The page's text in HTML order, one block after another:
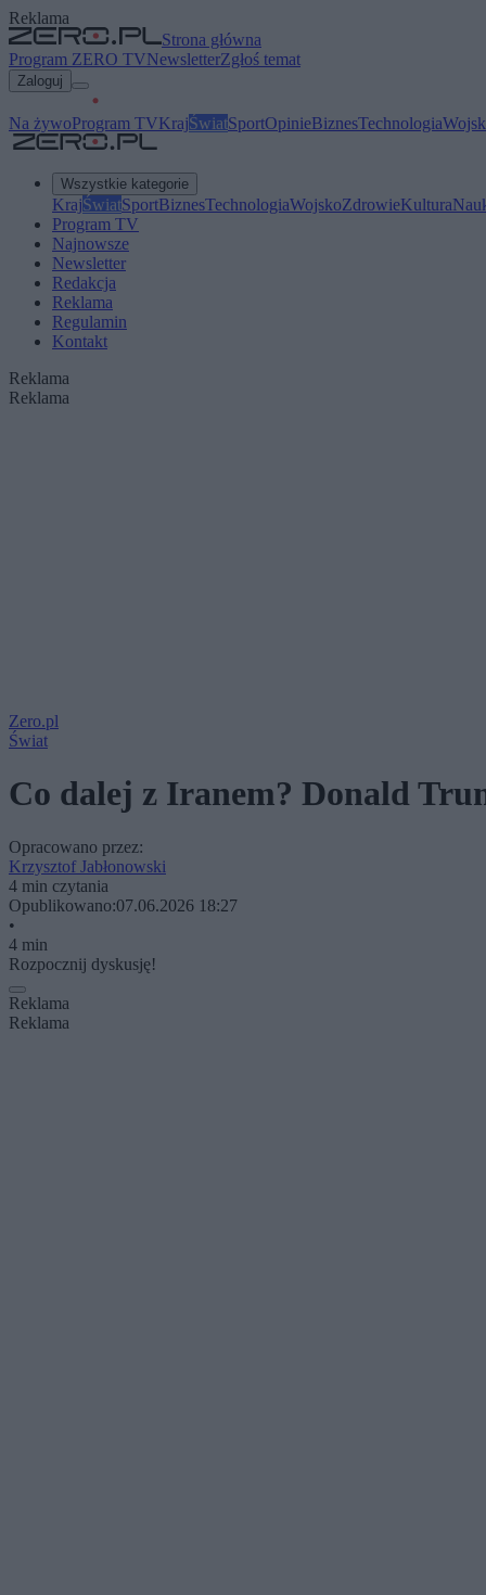
Reklama
Strona główna
Program ZERO TVNewsletterZgłoś temat
Zaloguj
Na żywoProgram TVKrajŚwiatSportOpinieBiznesTechnologia
Wszystkie kategorie
KrajŚwiatSportBiznesTechnologiaWojskoZdrowieKultura
Program TV
Najnowsze
Newsletter
Redakcja
Reklama
Regulamin
Kontakt
Reklama
Reklama
Zero.pl
Świat
Co dalej z Iranem? Donald
Opracowano przez:
Krzysztof Jabłonowski
4 min czytania
Opublikowano:07.06.2026 18:27
•
4 min
Rozpocznij dyskusję!
Reklama
Reklama